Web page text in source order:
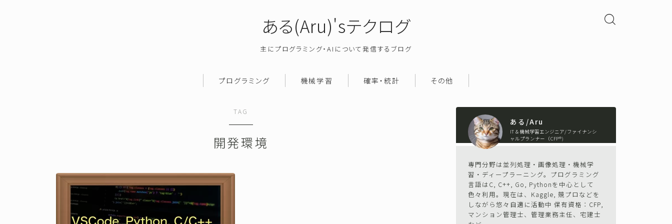
ある(Aru)'sテクログ
主にプログラミング・AIについて発信するブログ
プログラミング 機械学習 確率・統計 その他
TAG
開発環境
ある/Aru
IT＆機械学習エンジニア/ファイナンシ
ャルプランナー（CFP®)
専門分野は並列処理・画像処理・機械学
習・ディープラーニング。プログラミング
言語はC, C++, Go, Pythonを中心として
色々利用。現在は、Kaggle, 競プロなどを
しながら悠々自適に活動中 保有資格：CFP,
マンション管理士、管理業務主任、宅建士